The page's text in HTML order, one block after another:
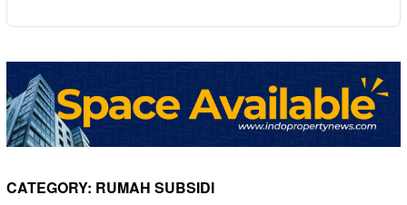
CATEGORY: RUMAH SUBSIDI